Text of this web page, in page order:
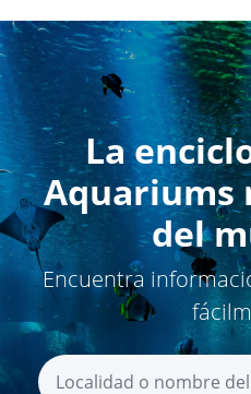
La
Aquariums
del
Encuentra